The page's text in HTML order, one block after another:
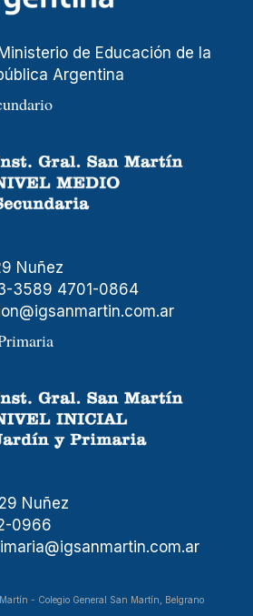
de Educación de la
Argentina
Nuñez
3589 4701-0864
Nuñez
0966
- Colegio General San Martín, Belgrano